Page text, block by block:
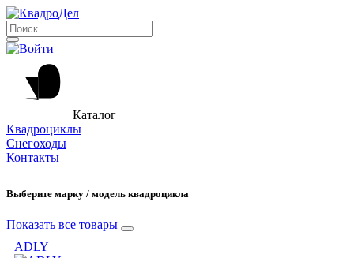
Каталог
Квадроциклы
Снегоходы
Контакты
Выберите марку / модель квадроцикла
Показать все товары
ADLY